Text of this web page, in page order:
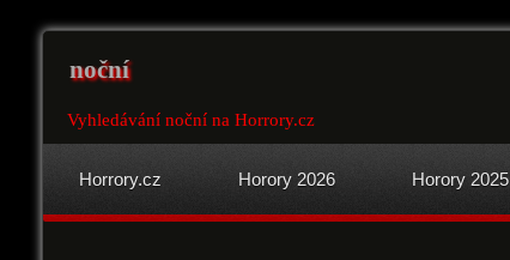
noční
Vyhledávání noční na Horrory.cz
Horrory.cz Horory 2026 Horory 2025